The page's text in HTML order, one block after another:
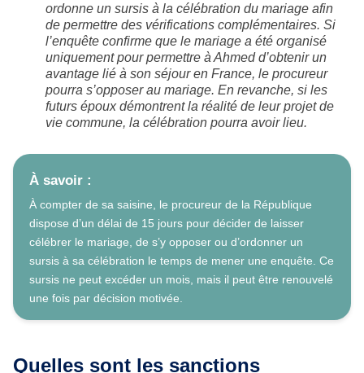
ordonne un sursis à la célébration du mariage afin
de permettre des vérifications complémentaires. Si
l’enquête confirme que le mariage a été organisé
uniquement pour permettre à Ahmed d’obtenir un
avantage lié à son séjour en France, le procureur
pourra s’opposer au mariage. En revanche, si les
futurs époux démontrent la réalité de leur projet de
vie commune, la célébration pourra avoir lieu.
À savoir :
À compter de sa saisine, le procureur de la République
dispose d’un délai de 15 jours pour décider de laisser
célébrer le mariage, de s’y opposer ou d’ordonner un
sursis à sa célébration le temps de mener une enquête. Ce
sursis ne peut excéder un mois, mais il peut être renouvelé
une fois par décision motivée.
Quelles sont les sanctions